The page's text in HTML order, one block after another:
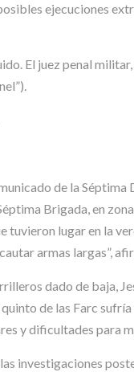
ejecuciones
El juez penal
de la
Brigada, en
lugar en la
armas largas”,
dado de baja,
de las Farc
y dificultades para
investigaciones